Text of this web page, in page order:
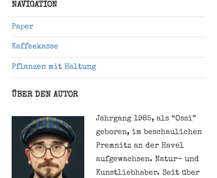
NAVIGATION
Paper
Kaffeekasse
Pflanzen mit Haltung
ÜBER DEN AUTOR
Jahrgang 1985, als “Ossi”
geboren, im beschaulichen
Premnitz an der Havel
aufgewachsen. Natur- und
Kunstliebhaber. Seit über